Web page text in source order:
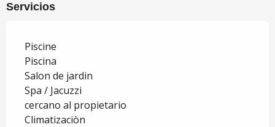
Servicios
Piscine
Piscina
Salon de jardin
Spa / Jacuzzi
cercano al propietario
Climatizaciòn